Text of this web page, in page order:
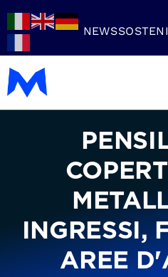
Skip
to
content
NEWS
Carpenteria Metallica
Settori
Lavorazioni
INGRESSI,
AREE